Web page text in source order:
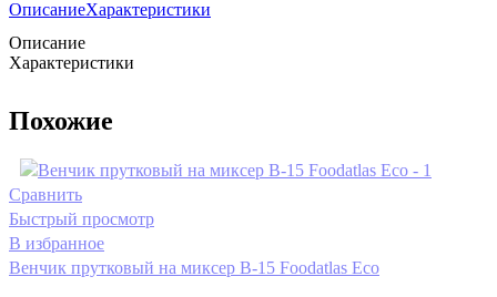
ОписаниеХарактеристики
Описание
Характеристики
Похожие
Сравнить
Быстрый просмотр
В избранное
Венчик прутковый на миксер B-15 Foodatlas Eco